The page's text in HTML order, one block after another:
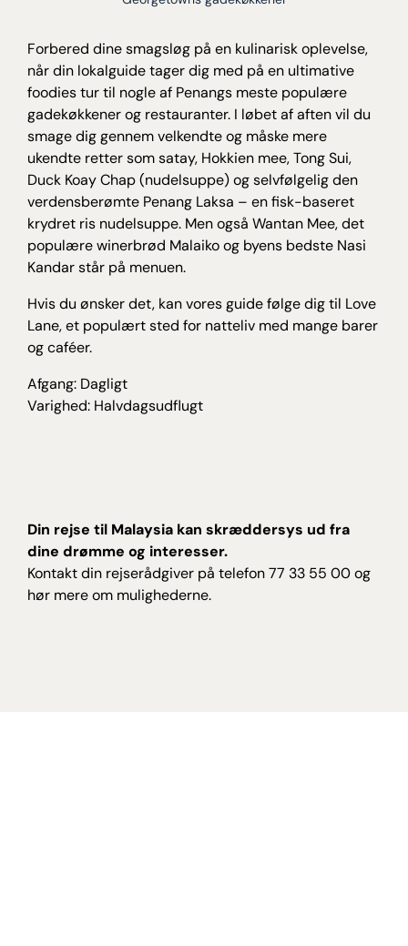
Forbered dine smagsløg på en kulinarisk oplevelse,
når din lokalguide tager dig med på en ultimative
foodies tur til nogle af Penangs meste populære
gadekøkkener og restauranter. I løbet af aften vil du
smage dig gennem velkendte og måske mere
ukendte retter som satay, Hokkien mee, Tong Sui,
Duck Koay Chap (nudelsuppe) og selvfølgelig den
verdensberømte Penang Laksa – en fisk-baseret
krydret ris nudelsuppe. Men også Wantan Mee, det
populære winerbrød Malaiko og byens bedste Nasi
Kandar står på menuen.
Hvis du ønsker det, kan vores guide følge dig til Love
Lane, et populært sted for natteliv med mange barer
og caféer.
Afgang: Dagligt
Varighed: Halvdagsudflugt
Din rejse til Malaysia kan skræddersys ud fra
dine drømme og interesser.
Kontakt din rejserådgiver på telefon 77 33 55 00 og
hør mere om mulighederne.